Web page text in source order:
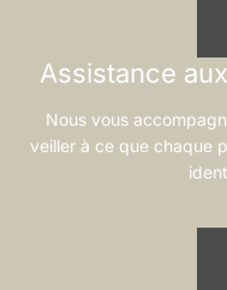
Assistance
Nous vous
veiller à ce que chaque